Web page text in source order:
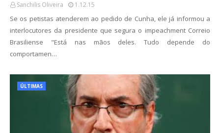
Sanchilis Oliveira 1.12.15
Se os petistas atenderem ao pedido de Cunha, ele já informou a
interlocutores da presidente que segura o impeachment Correio
Brasiliense "Está nas mãos deles. Tudo depende do
comportamen…
ÚLTIMAS